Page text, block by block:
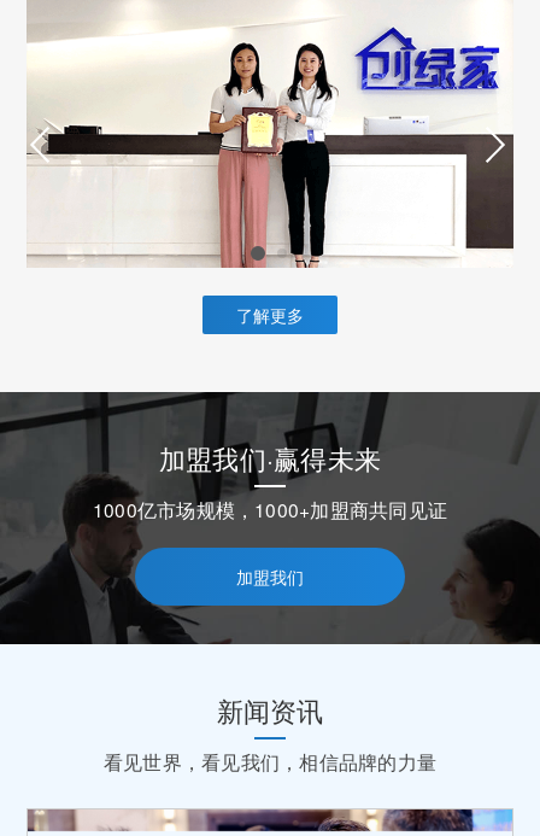
了解更多
加盟我们·赢得未来
1000亿市场规模，1000+加盟商共同见证
加盟我们
新闻资讯
看见世界，看见我们，相信品牌的力量